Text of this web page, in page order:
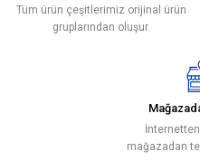
Tüm ürün çeşitlerimiz orijinal ürün
gruplarından oluşur.
mağazadan